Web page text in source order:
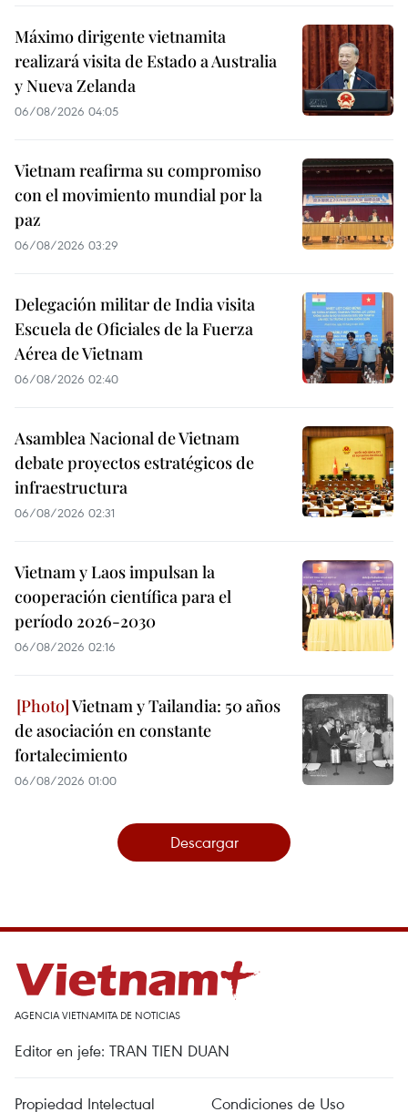
Máximo dirigente vietnamita
realizará visita de Estado a Australia
y Nueva Zelanda
06/08/2026 04:05
Vietnam reafirma su compromiso
con el movimiento mundial por la
paz
06/08/2026 03:29
Delegación militar de India visita
Escuela de Oficiales de la Fuerza
Aérea de Vietnam
06/08/2026 02:40
Asamblea Nacional de Vietnam
debate proyectos estratégicos de
infraestructura
06/08/2026 02:31
Vietnam y Laos impulsan la
cooperación científica para el
período 2026-2030
06/08/2026 02:16
Vietnam y Tailandia: 50 años
de asociación en constante
fortalecimiento
06/08/2026 01:00
Descargar
AGENCIA VIETNAMITA DE NOTICIAS
Editor en jefe: TRAN TIEN DUAN
Propiedad Intelectual Condiciones de Uso